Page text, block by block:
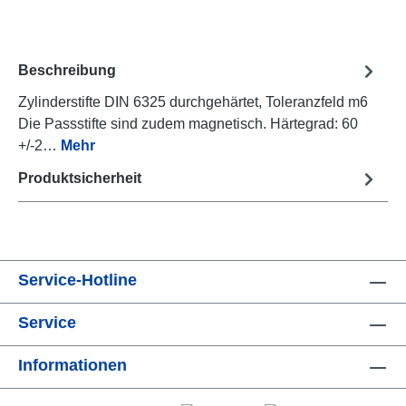
Beschreibung
Zylinderstifte DIN 6325 durchgehärtet, Toleranzfeld m6
Die Passstifte sind zudem magnetisch. Härtegrad: 60
+/-2… Mehr
Produktsicherheit
Service-Hotline
Service
Informationen